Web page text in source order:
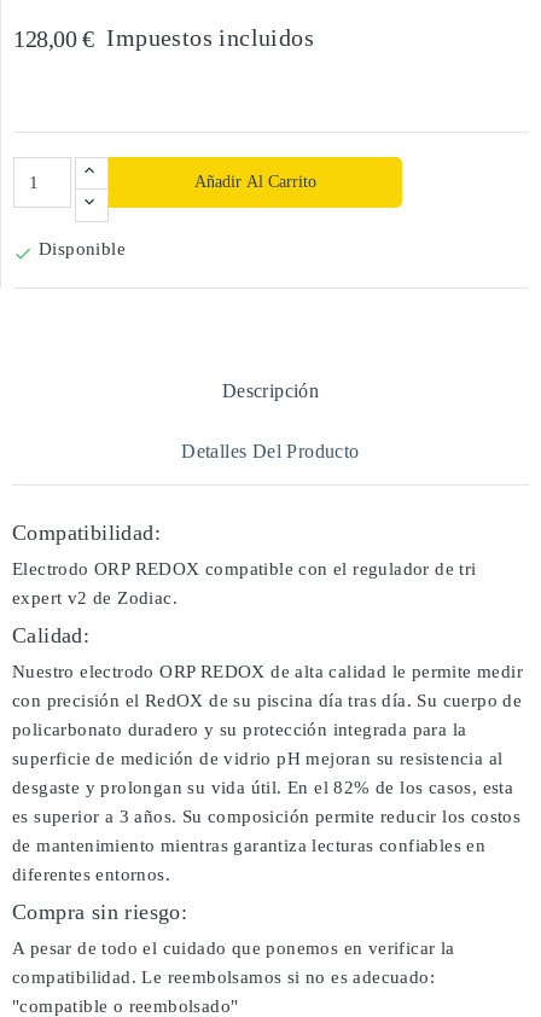
128,00 € Impuestos incluidos
Añadir Al Carrito
 Disponible
Descripción
Detalles Del Producto
Compatibilidad:
Electrodo ORP REDOX compatible con el regulador de tri
expert v2 de Zodiac.
Calidad:
Nuestro electrodo ORP REDOX de alta calidad le permite medir
con precisión el RedOX de su piscina día tras día. Su cuerpo de
policarbonato duradero y su protección integrada para la
superficie de medición de vidrio pH mejoran su resistencia al
desgaste y prolongan su vida útil. En el 82% de los casos, esta
es superior a 3 años. Su composición permite reducir los costos
de mantenimiento mientras garantiza lecturas confiables en
diferentes entornos.
Compra sin riesgo:
A pesar de todo el cuidado que ponemos en verificar la
compatibilidad. Le reembolsamos si no es adecuado:
"compatible o reembolsado"